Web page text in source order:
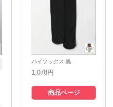
ハイソックス 黒
1,078円
商品ページ